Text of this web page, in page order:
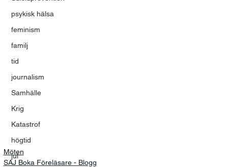
psykisk hälsa
feminism
familj
tid
journalism
Samhälle
Krig
Katastrof
högtid
jul
Möten
SAJ Boka Föreläsare - Blogg